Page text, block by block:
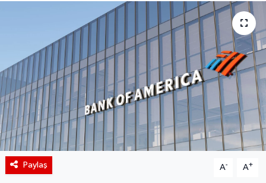
Paylaş A- A+
Şirket Haberleri
Borsa Gundem
BIST 100 Isı Haritası
Coin Isı Haritası
Ekonomik Takvim